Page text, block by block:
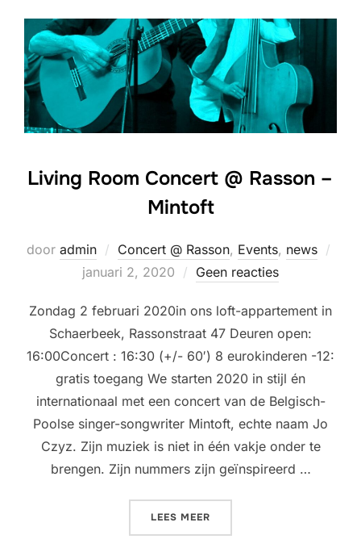
Living Room Concert @ Rasson –
Mintoft
door admin Concert @ Rasson, Events, news
januari 2, 2020 Geen reacties
Zondag 2 februari 2020in ons loft-appartement in
Schaerbeek, Rassonstraat 47 Deuren open:
16:00Concert : 16:30 (+/- 60′) 8 eurokinderen -12:
gratis toegang We starten 2020 in stijl én
internationaal met een concert van de Belgisch-
Poolse singer-songwriter Mintoft, echte naam Jo
Czyz. Zijn muziek is niet in één vakje onder te
brengen. Zijn nummers zijn geïnspireerd …
LEES MEER